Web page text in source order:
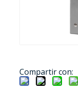
Compartir con: